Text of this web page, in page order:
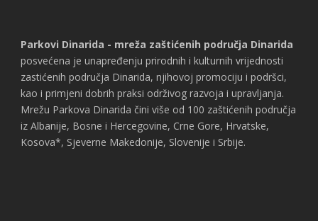
Parkovi Dinarida - mreža zaštićenih područja Dinarida
posvećena je unapređenju prirodnih i kulturnih vrijednosti
zastićenih područja Dinarida, njihovoj promociju i podršci,
kao i primjeni dobrih praksi održivog razvoja i upravljanja.
Mrežu Parkova Dinarida čini više od 100 zaštićenih područja
iz Albanije, Bosne i Hercegovine, Crne Gore, Hrvatske,
Kosova*, Sjeverne Makedonije, Slovenije i Srbije.